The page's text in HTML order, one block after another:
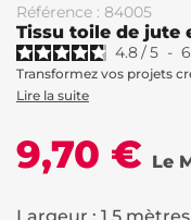
Référence : 84005
Tissu toile de jute
4.8/5 - 6
Transformez vos projets
Lire la suite
9,70 € Le